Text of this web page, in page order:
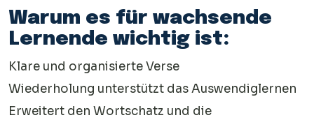
Warum es für wachsende
Lernende wichtig ist:
Klare und organisierte Verse
Wiederholung unterstützt das Auswendiglernen
Erweitert den Wortschatz und die